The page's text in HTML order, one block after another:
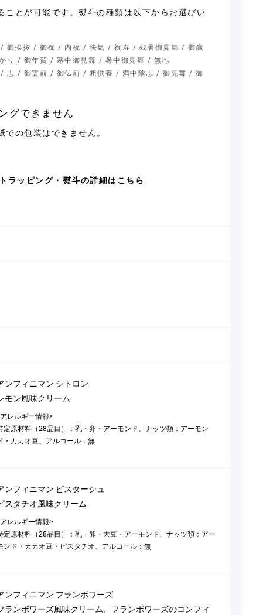
ことが可能です。熨斗の種類は以下からお選びい
御挨拶 / 御祝 / 内祝 / 快気 / 祝寿 / 残暑御見舞 / 御歳
り / 御年賀 / 寒中御見舞 / 暑中御見舞 / 無地
志 / 御霊前 / 御仏前 / 粗供養 / 満中陰志 / 御見舞 / 御
グできません
での包装はできません。
ラッピング・熨斗の詳細はこちら
ンフィニマン シトロン
モン風味クリーム
レルギー情報>
定原材料（28品目）：乳・卵・アーモンド、ナッツ類：アーモン
・カカオ豆、アルコール：無
ンフィニマン ピスターシュ
スタチオ風味クリーム
レルギー情報>
定原材料（28品目）：乳・卵・大豆・アーモンド、ナッツ類：アー
ンド・カカオ豆・ピスタチオ、アルコール：無
ンフィニマン フランボワーズ
ランボワーズ風味クリーム、フランボワーズのコンフィ